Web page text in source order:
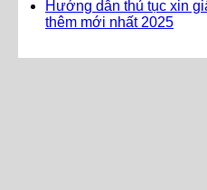
Hướng dẫn thủ tục xin
thêm mới nhất 2025